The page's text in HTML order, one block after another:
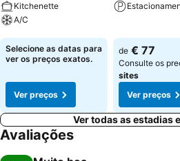
Kitchenette
A/C
Ver preços
Selecione as datas para
ver os preços exatos.
Ver preços
de € 77
Consulte os
sites
Ver preços
Ver todas as estadias
Avaliações